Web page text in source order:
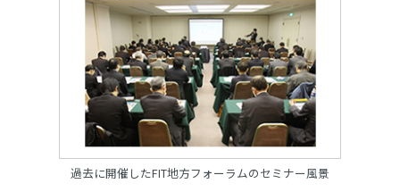
過去に開催したFIT地方フォーラムのセミナー風景